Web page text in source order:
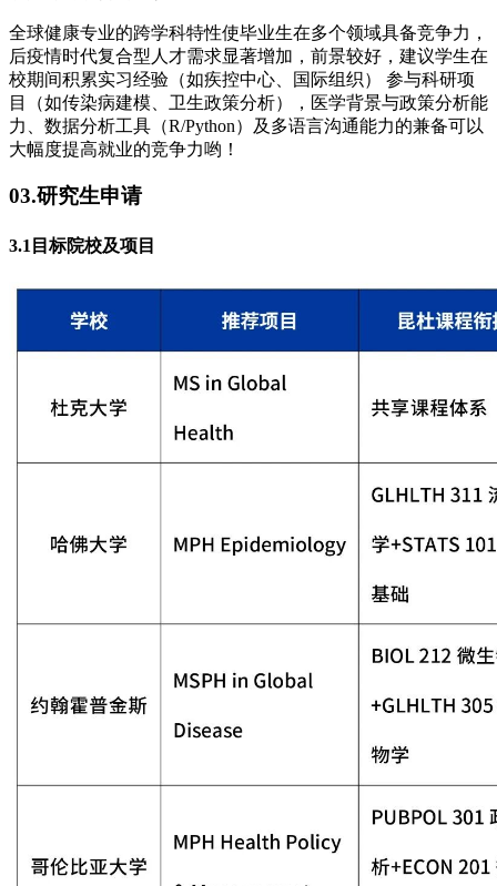
全球健康专业的跨学科特性使毕业生在多个领域具备竞争力，
后疫情时代复合型人才需求显著增加，前景较好，建议学生在
校期间积累实习经验（如疾控中心、国际组织） 参与科研项
目（如传染病建模、卫生政策分析），医学背景与政策分析能
力、数据分析工具（R/Python）及多语言沟通能力的兼备可以
大幅度提高就业的竞争力哟！
03.研究生申请
3.1目标院校及项目